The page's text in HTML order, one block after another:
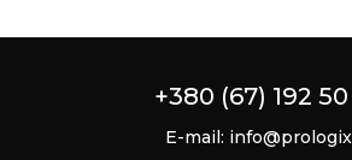
+380 (67) 192
E-mail: